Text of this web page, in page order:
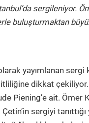
sergileniyor.
buluşturmaktan
yayımlanan sergi
dikkat
Piening’e ait. Ömer
sergiyi tanıttığı